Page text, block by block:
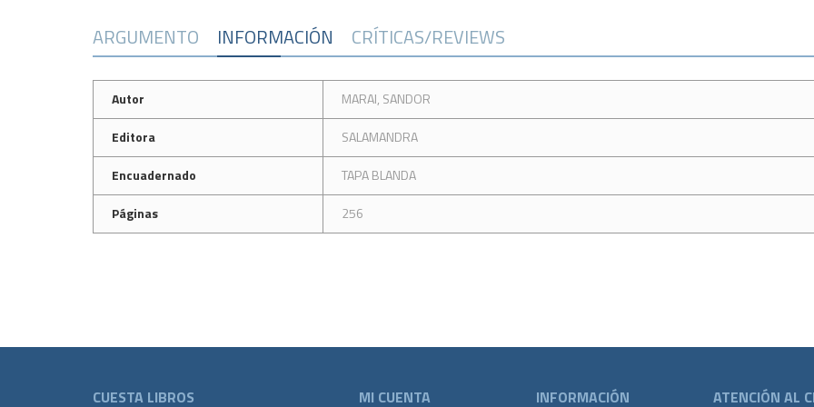
ARGUMENTO INFORMACIÓN CRÍTICAS/REVIEWS
Autor
MARAI, SANDOR
Editora
SALAMANDRA
Encuadernado
TAPA BLANDA
Páginas
256
CUESTA LIBROS MI CUENTA INFORMACIÓN ATENCIÓN AL